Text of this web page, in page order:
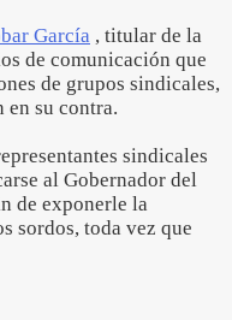
García , titular de la
de comunicación que
de grupos sindicales,
en su contra.
sindicales
al Gobernador del
de exponerle la
sordos, toda vez que